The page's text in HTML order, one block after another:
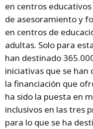
en centros
de asesoramiento y
en centros de
adultas. Solo para
han destinado
iniciativas que se
la financiación que
ha sido la puesta en
inclusivos en las tres
para lo que se ha